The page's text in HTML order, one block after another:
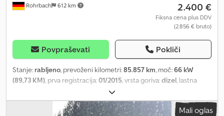
Rohrbach 612 km 2.400 €
Fiksna cena plus DDV
(2.856 € bruto)
Povpraševati Pokliči
Stanje: rabljeno, prevoženi kilometri:85.857 km, moč:66 kW
(89,73 KM), prva registracija:01/2015, vrsta goriva:dizel, lastna
, največja dovoljena obremenitev:
masa:2.880 kg, medosna razdalja:3.122 mm, gorivo:dizel, poraba
goriva (mestna vožnja):8 l/100 km, poraba goriva (izven mesta):6,3
Mali oglas